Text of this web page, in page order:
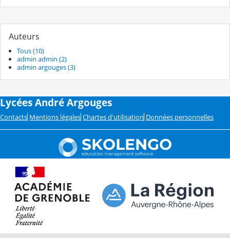
Auteurs
Tous (10)
admin admin (2)
admin argouges (3)
Lycées André Argouges
Contacts Mentions légales Chartes d'utilisation Données personnelles